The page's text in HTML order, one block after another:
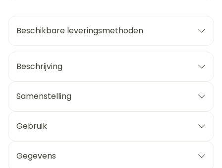
Beschikbare leveringsmethoden
Beschrijving
Samenstelling
Gebruik
Gegevens